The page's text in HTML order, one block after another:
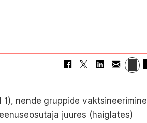
nende gruppide vaktsineerimine
juures (haiglates)